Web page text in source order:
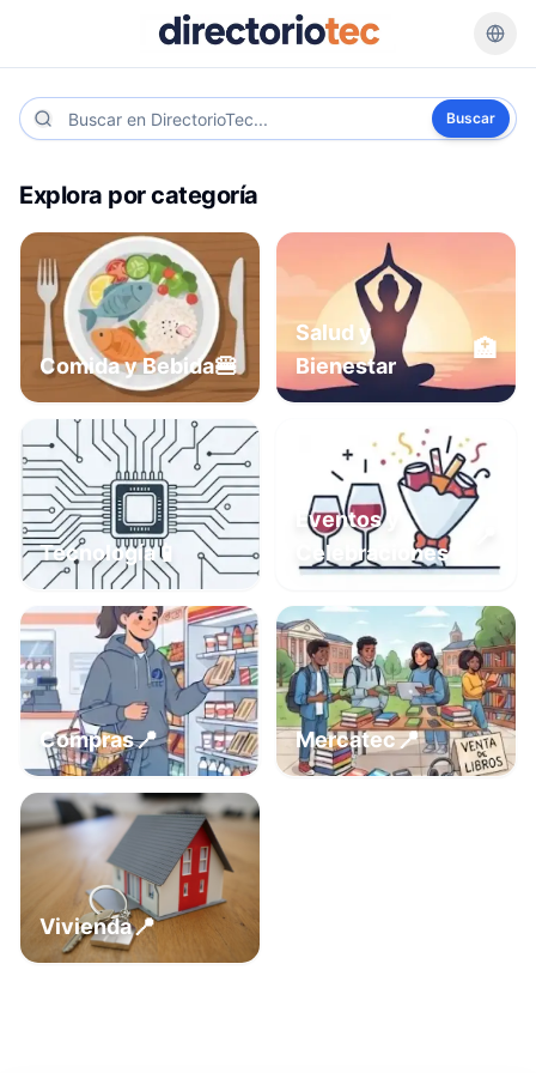
Buscar
Explora por categoría
Comida y Bebida🍔
Salud y
Bienestar
🏥
Tecnología📱
Eventos y
Celebraciones
Compras📍 Mercatec📍
Vivienda📍